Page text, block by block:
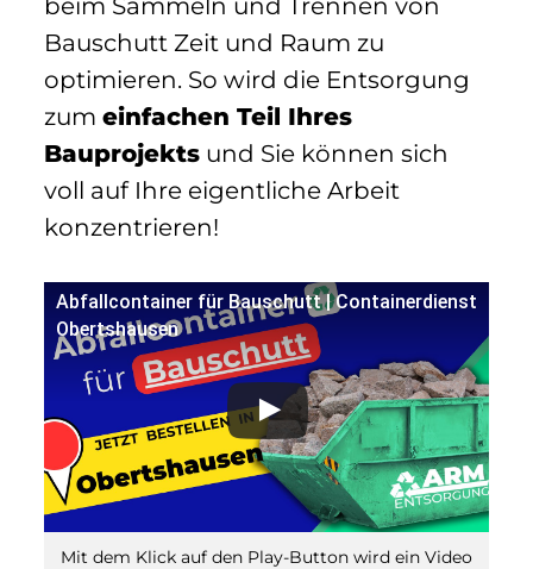
Bauschutt Zeit und Raum zu
optimieren. So wird die Entsorgung
zum einfachen Teil Ihres
Bauprojekts und Sie können sich
voll auf Ihre eigentliche Arbeit
konzentrieren!
Abfallcontainer für Bauschutt | Containerdienst
Obertshausen
Mit dem Klick auf den Play-Button wird ein Video